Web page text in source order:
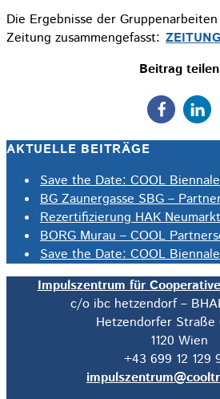
Die Ergebnisse der
Zeitung zusammengefasst:
Beitrag teilen
AKTUELLE BEITRÄGE
Save the Date: COOL
BG Zaunergasse SBG –
Rezertifizierung HAK
BORG Murau – COOL
Save the Date: COOL
Impulszentrum für
c/o ibc hetzendorf –
Hetzendorfer Straße
1120 Wien
+43 699 12 129